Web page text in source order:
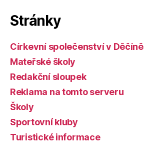
Stránky
Církevní společenství v Děčíně
Mateřské školy
Redakční sloupek
Reklama na tomto serveru
Školy
Sportovní kluby
Turistické informace